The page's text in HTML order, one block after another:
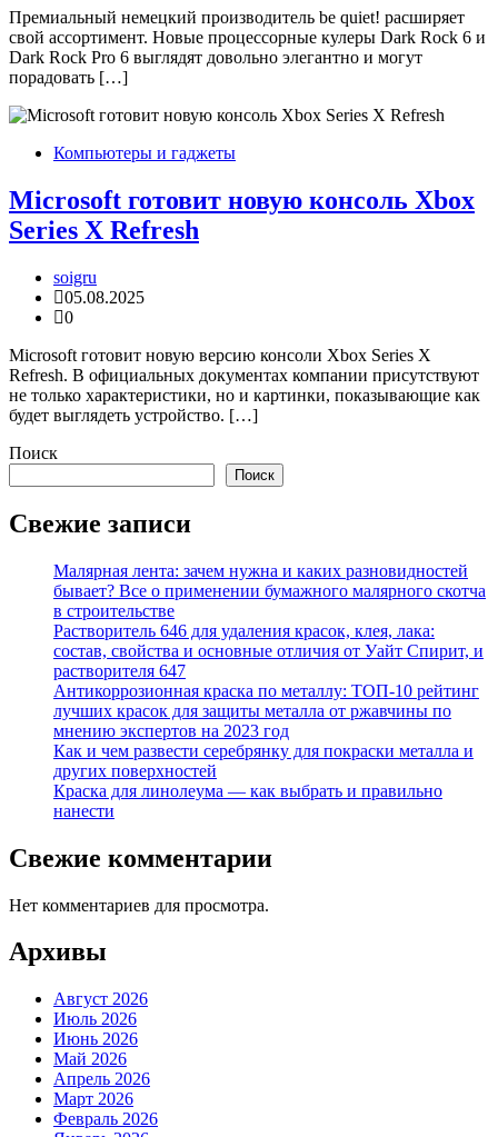
Премиальный немецкий производитель be quiet! расширяет
свой ассортимент. Новые процессорные кулеры Dark Rock 6 и
Dark Rock Pro 6 выглядят довольно элегантно и могут
порадовать […]
Компьютеры и гаджеты
Microsoft готовит новую консоль Xbox
Series X Refresh
soigru
05.08.2025
0
Microsoft готовит новую версию консоли Xbox Series X
Refresh. В официальных документах компании присутствуют
не только характеристики, но и картинки, показывающие как
будет выглядеть устройство. […]
Поиск
Поиск
Свежие записи
Малярная лента: зачем нужна и каких разновидностей
бывает? Все о применении бумажного малярного скотча
в строительстве
Растворитель 646 для удаления красок, клея, лака:
состав, свойства и основные отличия от Уайт Спирит, и
растворителя 647
Антикоррозионная краска по металлу: ТОП-10 рейтинг
лучших красок для защиты металла от ржавчины по
мнению экспертов на 2023 год
Как и чем развести серебрянку для покраски металла и
других поверхностей
Краска для линолеума — как выбрать и правильно
нанести
Свежие комментарии
Нет комментариев для просмотра.
Архивы
Август 2026
Июль 2026
Июнь 2026
Май 2026
Апрель 2026
Март 2026
Февраль 2026